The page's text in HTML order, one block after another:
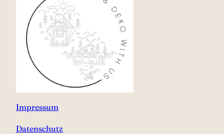
Impressum
Datenschutz